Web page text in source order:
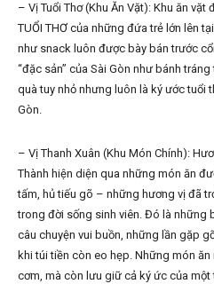
– Vị Tuổi Thơ (Khu Ăn Vặt): Khu ăn
TUỔI THƠ của những đứa trẻ lớn lên
như snack luôn được bày bán trước
“đặc sản” của Sài Gòn như bánh
quà tuy nhỏ nhưng luôn là ký ước tuổi
Gòn.
– Vị Thanh Xuân (Khu Món Chính):
Thành hiện diện qua những món ăn
tấm, hủ tiếu gõ – những hương vị đã
trong đời sống sinh viên. Đó là những
câu chuyện vui buồn, những lần gặp
khi túi tiền còn eo hẹp. Những món
cơm, mà còn lưu giữ cả ký ức của một